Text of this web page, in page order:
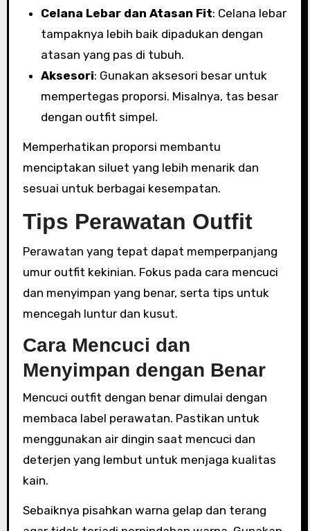
Celana Lebar dan Atasan Fit: Celana lebar
tampaknya lebih baik dipadukan dengan
atasan yang pas di tubuh.
Aksesori: Gunakan aksesori besar untuk
mempertegas proporsi. Misalnya, tas besar
dengan outfit simpel.
Memperhatikan proporsi membantu
menciptakan siluet yang lebih menarik dan
sesuai untuk berbagai kesempatan.
Tips Perawatan Outfit
Perawatan yang tepat dapat memperpanjang
umur outfit kekinian. Fokus pada cara mencuci
dan menyimpan yang benar, serta tips untuk
mencegah luntur dan kusut.
Cara Mencuci dan
Menyimpan dengan Benar
Mencuci outfit dengan benar dimulai dengan
membaca label perawatan. Pastikan untuk
menggunakan air dingin saat mencuci dan
deterjen yang lembut untuk menjaga kualitas
kain.
Sebaiknya pisahkan warna gelap dan terang